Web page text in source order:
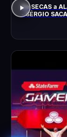
De SECAS a
- SÉRGIO